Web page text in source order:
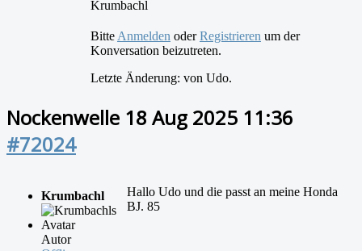
Krumbachl
Bitte Anmelden oderRegistrieren um der
Konversation beizutreten.
Letzte Änderung: von Udo.
Nockenwelle 18 Aug 2025 11:36
#72024
Krumbachl
Autor
Hallo Udo und die passt an meine Honda
BJ. 85